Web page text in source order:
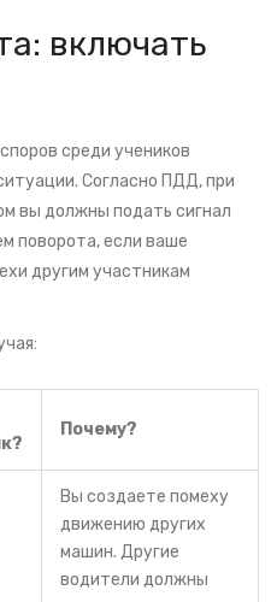
включать
среди учеников
Согласно ПДД, при
вы должны подать сигнал
поворота, если ваше
другим участникам
Почему?
Вы создаете помеху
движению других
машин. Другие
водители должны